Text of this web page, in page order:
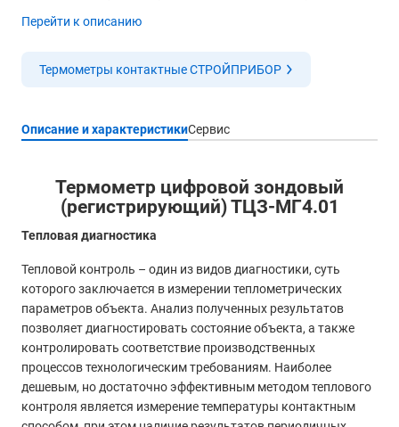
Перейти к описанию
Термометры контактные СТРОЙПРИБОР
Описание и характеристикиСервис
Термометр цифровой зондовый
(регистрирующий) ТЦЗ-МГ4.01
Тепловая диагностика
Тепловой контроль – один из видов диагностики, суть
которого заключается в измерении теплометрических
параметров объекта. Анализ полученных результатов
позволяет диагностировать состояние объекта, а также
контролировать соответствие производственных
процессов технологическим требованиям. Наиболее
дешевым, но достаточно эффективным методом теплового
контроля является измерение температуры контактным